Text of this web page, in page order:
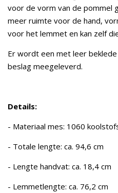
voor de vorm van de pommel
meer ruimte voor de hand,
voor het lemmet en kan zelf
Er wordt een met leer
beslag meegeleverd.
Details:
- Materiaal mes: 1060
- Totale lengte: ca. 94,6 cm
- Lengte handvat: ca. 18,4 cm
- Lemmetlengte: ca. 76,2 cm